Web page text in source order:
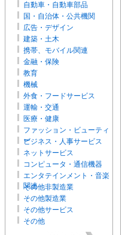
自動車・自動車部品
国・自治体・公共機関
広告・デザイン
建築・土木
携帯、モバイル関連
金融・保険
教育
機械
外食・フードサービス
運輸・交通
医療・健康
ファッション・ビューティ
ー
ビジネス・人事サービス
ネットサービス
コンピュータ・通信機器
エンタテインメント・音楽
関連
その他非製造業
その他製造業
その他サービス
その他